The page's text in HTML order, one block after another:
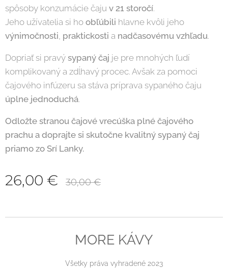
spôsoby konzumácie čaju v 21 storočí.
Jeho užívatelia si ho obľúbili hlavne kvôli jeho
výnimočnosti praktickosti a nadčasovému vzhľadu.
Dopriať si pravý sypaný čaj je pre mnohých ľudí
komplikovaný a zdĺhavý procec. Avšak za pomoci
čajového infúzeru sa stáva príprava sypaného čaju
úplne jednoduchá.
Odložte stranou čajové vrecúška plné čajového
prachu a doprajte si skutočne kvalitný sypaný čaj
priamo zo Srí Lanky.
26,00 € 30,00€
MORE KÁVY
Všetky práva vyhradené 2023